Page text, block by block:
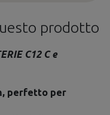
prodotto
C12 C e
perfetto per